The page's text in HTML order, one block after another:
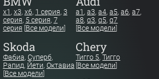
x1 , x3, x6, 1 серия, 3
серия, 5 серия, 7
серия [Все модели]
a1 ,a3,a4,a5,a6,a7,
a8,q3,q5,q7
[Все модели]
Skoda
Фабиа, Суперб,
Рапид, Йети, Октавиа
[Все модели]
Chery
Тигго 5,Тигго
[Все модели]